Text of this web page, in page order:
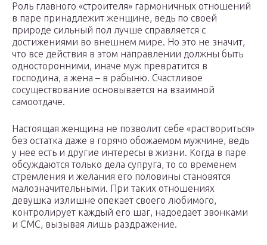
Роль главного «строителя» гармоничных отношений
в паре принадлежит женщине, ведь по своей
природе сильный пол лучше справляется с
достижениями во внешнем мире. Но это не значит,
что все действия в этом направлении должны быть
односторонними, иначе муж превратится в
господина, а жена – в рабыню. Счастливое
сосуществование основывается на взаимной
самоотдаче.
Настоящая женщина не позволит себе «раствориться»
без остатка даже в горячо обожаемом мужчине, ведь
у нее есть и другие интересы в жизни. Когда в паре
обсуждаются только дела супруга, то со временем
стремления и желания его половины становятся
малозначительными. При таких отношениях
девушка излишне опекает своего любимого,
контролирует каждый его шаг, надоедает звонками
и СМС, вызывая лишь раздражение.